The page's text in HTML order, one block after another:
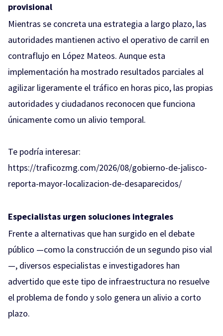
provisional
Mientras se concreta una estrategia a largo plazo, las
autoridades mantienen activo el operativo de carril en
contraflujo en López Mateos. Aunque esta
implementación ha mostrado resultados parciales al
agilizar ligeramente el tráfico en horas pico, las propias
autoridades y ciudadanos reconocen que funciona
únicamente como un alivio temporal.
Te podría interesar:
https://traficozmg.com/2026/08/gobierno-de-jalisco-
reporta-mayor-localizacion-de-desaparecidos/
Especialistas urgen soluciones integrales
Frente a alternativas que han surgido en el debate
público —como la construcción de un segundo piso vial
—, diversos especialistas e investigadores han
advertido que este tipo de infraestructura no resuelve
el problema de fondo y solo genera un alivio a corto
plazo.